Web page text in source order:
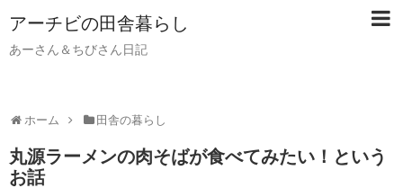
アーチビの田舎暮らし
あーさん＆ちびさん日記
ホーム 田舎の暮らし
丸源ラーメンの肉そばが食べてみたい！という
お話